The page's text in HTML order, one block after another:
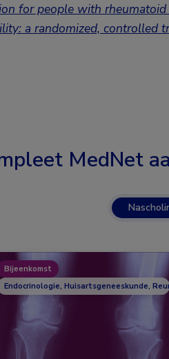
for people with
a randomized, controlled
MedNet
Bijeenkomst
Endocrinologie, Huisartsgeneeskunde,